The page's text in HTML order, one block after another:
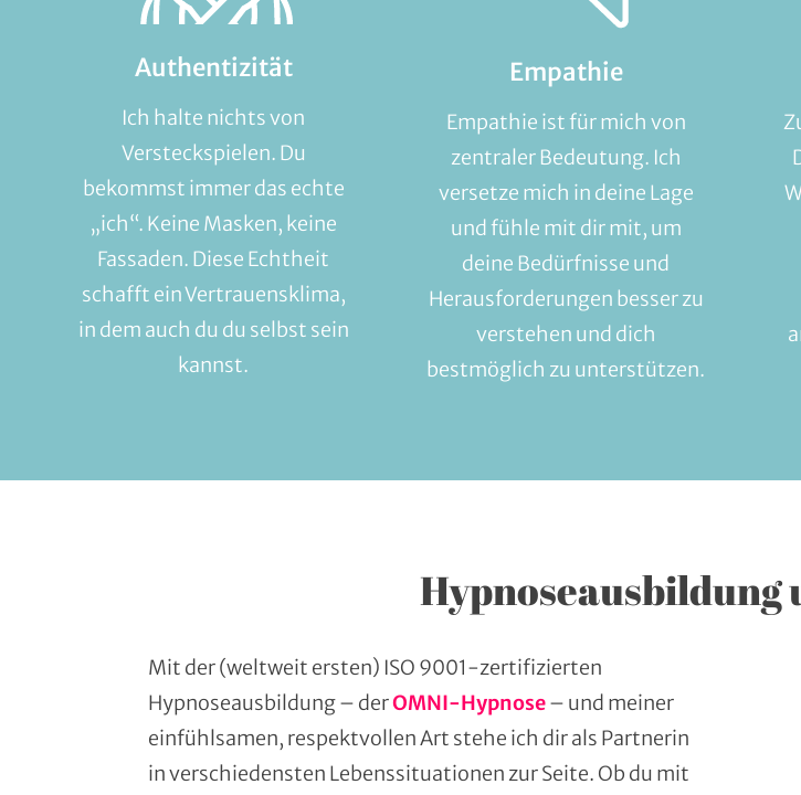
Authentizität
Ich halte nichts von
Versteckspielen. Du
bekommst immer das echte
„ich“. Keine Masken, keine
Fassaden. Diese Echtheit
schafft ein Vertrauensklima,
in dem auch du du selbst sein
kannst.
Empathie
Empathie ist für mich von
zentraler Bedeutung. Ich
versetze mich in deine Lage
und fühle mit dir mit, um
deine Bedürfnisse und
Herausforderungen besser zu
verstehen und dich
bestmöglich zu unterstützen.
Mit der (weltweit ersten) ISO 9001-zertifizierten
Hypnoseausbildung – derOMNI-Hypnose– und meiner
einfühlsamen, respektvollen Art stehe ich dir als Partnerin
in verschiedensten Lebenssituationen zur Seite. Ob du mit